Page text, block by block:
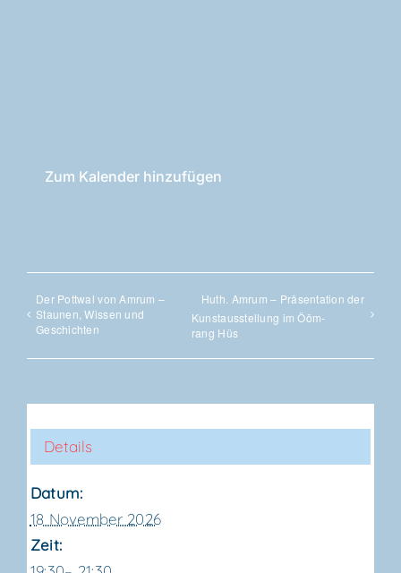
Zum Kalender hinzufügen
Der Pott­wal von Amrum –
Stau­nen, Wis­sen und
Geschichten
Huth. Amrum – Prä­sen­ta­ti­on der
Kunst­aus­stel­lung im Ööm­
rang Hüs
Details
Datum:
18 November 2026
Zeit: